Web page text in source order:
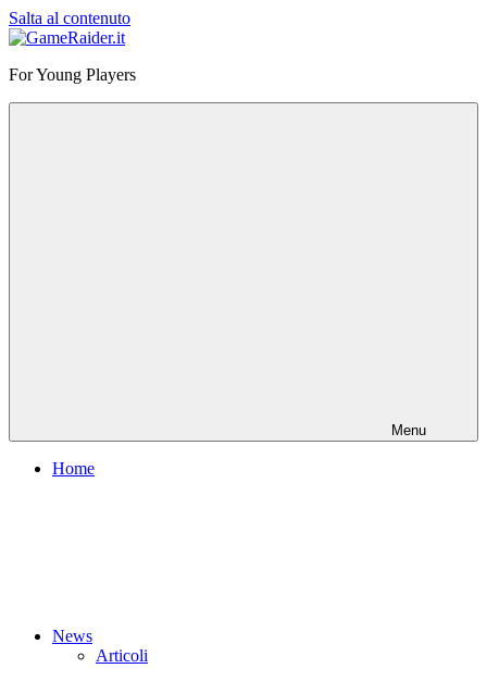
Salta al contenuto
GameRaider.it
For Young Players
Menu
Home
News
Articoli